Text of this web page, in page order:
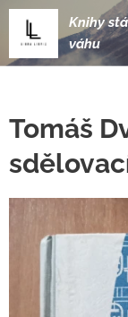
Knihy
váhu
Tomáš